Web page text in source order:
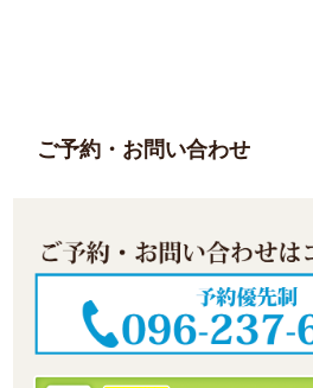
ご予約・お問い合わせ